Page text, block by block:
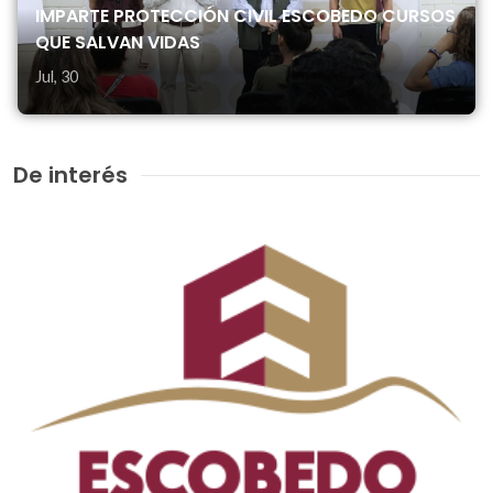
IMPARTE PROTECCIÓN CIVIL ESCOBEDO CURSOS
QUE SALVAN VIDAS
Jul, 30
De interés